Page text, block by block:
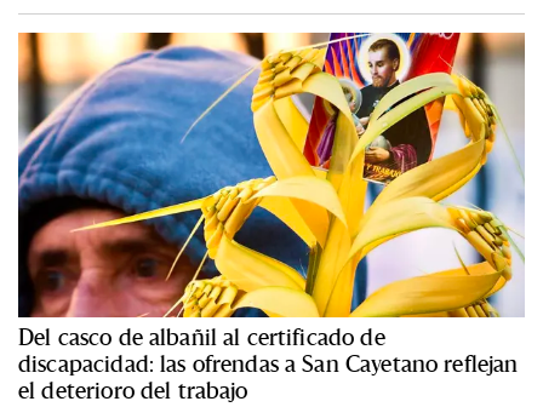
Del casco de albañil al certificado de
discapacidad: las ofrendas a San Cayetano reflejan
el deterioro del trabajo